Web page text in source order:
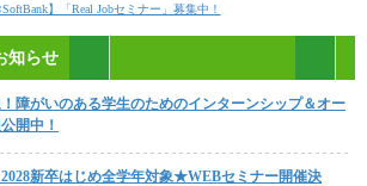
SoftBank】「Real Jobセミナー」募集中！
知らせ
障がいのある学生のためのインターンシップ＆オー
開中！
2028新卒はじめ全学年対象★WEBセミナー開催決